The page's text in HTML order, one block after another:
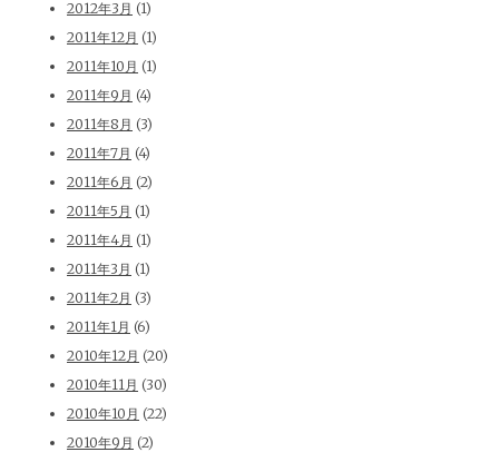
2012年3月 (1)
2011年12月 (1)
2011年10月 (1)
2011年9月 (4)
2011年8月 (3)
2011年7月 (4)
2011年6月 (2)
2011年5月 (1)
2011年4月 (1)
2011年3月 (1)
2011年2月 (3)
2011年1月 (6)
2010年12月 (20)
2010年11月 (30)
2010年10月 (22)
2010年9月 (2)